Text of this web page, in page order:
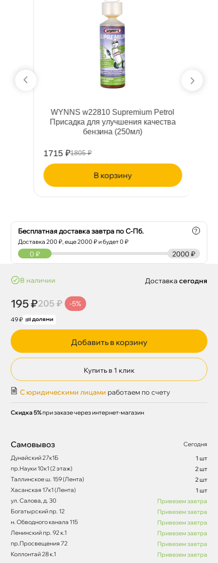
WYNNS w22810 Supremium Petrol
Присадка для улучшения качества
ензина (250мл)
1715 ₽1805 ₽
корзину
Бесплатная доставка завтра по С-Пб.
Доставка200 ₽, еще2000 ₽ и будет 0 ₽
?
2000 ₽
0 ₽
наличии
195 ₽205 ₽ -5%
49 ₽
Доставка сегодня
Добавить в корзину
Купить в 1 клик
С юридическими лицами работаем по счету
Скидка 5% при заказе через интернет-магазин
Самовывоз
Сегодня
Дунайский 27к1Б
1 шт
пр.Науки 10к1 (2 этаж)
2 шт
Таллинское ш. 159 (Лента)
2 шт
Хасанская 17к1 (Лента)
1 шт
ул. Салова, д. 30
Привезем завтра
Богатырский пр. 12
Привезем завтра
н. Обводного канала 115
Привезем завтра
Ленинский пр. 92 к.1
Привезем завтра
пр.Просвещения 72
Привезем завтра
Коллонтай 28 к.1
Привезем завтра